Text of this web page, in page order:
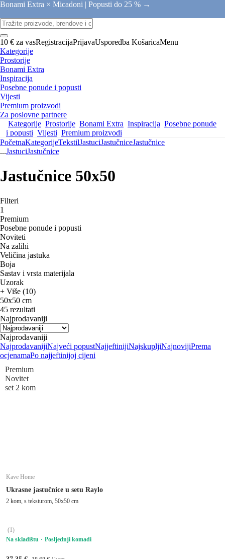
Bonami Extra × Micadoni | Popusti do 25 % →
10 € za vasRegistracijaPrijavaUsporedba KošaricaMenu
Kategorije
Prostorije
Bonami Extra
Inspiracija
Posebne ponude i popusti
Vijesti
Premium proizvodi
Za poslovne partnere
Kategorije Prostorije Bonami Extra Inspiracija Posebne ponude
i popusti Vijesti Premium proizvodi
PočetnaKategorijeTekstilJastuciJastučniceJastučnice
...JastuciJastučnice
Jastučnice 50x50
Filteri
1
Premium
Posebne ponude i popusti
Noviteti
Na zalihi
Veličina jastuka
Boja
Sastav i vrsta materijala
Uzorak
+ Više (10)
50x50 cm
45 rezultati
Najprodavaniji
Najprodavaniji
NajprodavanijiNajveći popustNajjeftinijiNajskupljiNajnovijiPrema
ocjenamaPo najjeftinijoj cijeni
Premium
Novitet
set 2 kom
Kave Home
Ukrasne jastučnice u setu Raylo
2 kom, s teksturom, 50x50 cm
(1)
Na skladištu
Posljednji komadi